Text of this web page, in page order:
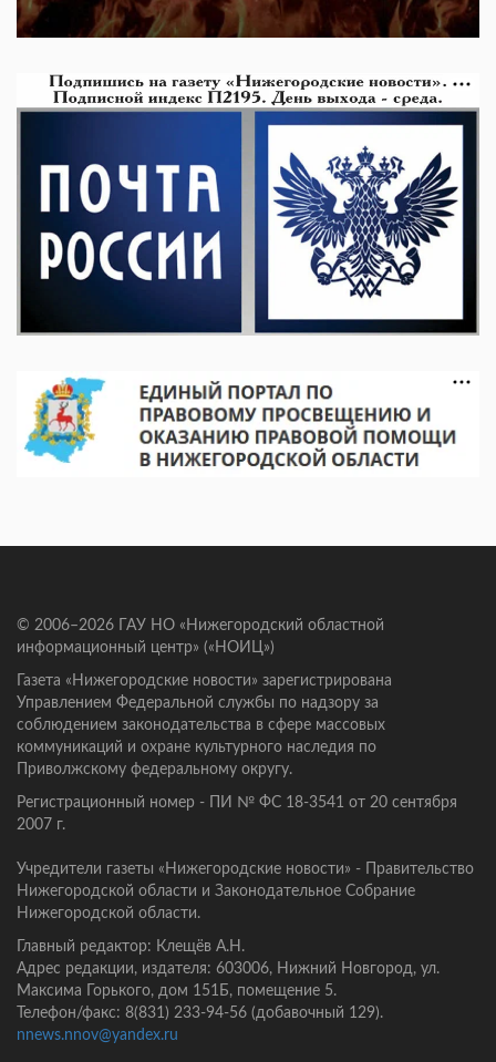
© 2006–2026 ГАУ НО «Нижегородский областной
информационный центр» («НОИЦ»)
Газета «Нижегородские новости» зарегистрирована
Управлением Федеральной службы по надзору за
соблюдением законодательства в сфере массовых
коммуникаций и охране культурного наследия по
Приволжскому федеральному округу.
Регистрационный номер - ПИ № ФС 18-3541 от 20 сентября
2007 г.
Учредители газеты «Нижегородские новости» - Правительство
Нижегородской области и Законодательное Собрание
Нижегородской области.
Главный редактор: Клещёв А.Н.
Адрес редакции, издателя: 603006, Нижний Новгород, ул.
Максима Горького, дом 151Б, помещение 5.
Телефон/факс: 8(831) 233-94-56 (добавочный 129).
nnews.nnov@yandex.ru